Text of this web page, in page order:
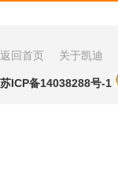
返回首页 关于凯迪
苏ICP备14038288号-1